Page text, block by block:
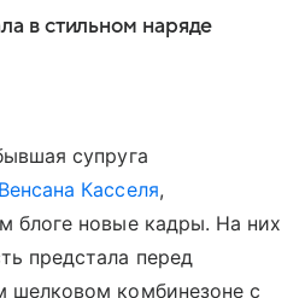
в стильном наряде
супруга
Венсана Касселя,
блоге новые кадры. На них
предстала перед
шелковом комбинезоне с